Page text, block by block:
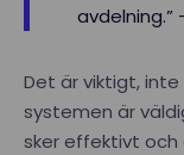
avdelning.”
Det är viktigt,
systemen är
sker effektivt